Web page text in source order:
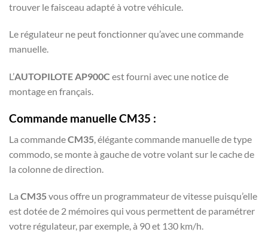
trouver le faisceau adapté à votre véhicule.
Le régulateur ne peut fonctionner qu’avec une commande
manuelle.
L’AUTOPILOTE AP900C est fourni avec une notice de
montage en français.
Commande manuelle CM35 :
La commandeCM35 , élégante commande manuelle de type
commodo, se monte à gauche de votre volant sur le cache de
la colonne de direction.
La CM35vous offre un programmateur de vitesse puisqu’elle
est dotée de 2 mémoires qui vous permettent de paramétrer
votre régulateur, par exemple, à 90 et 130 km/h.